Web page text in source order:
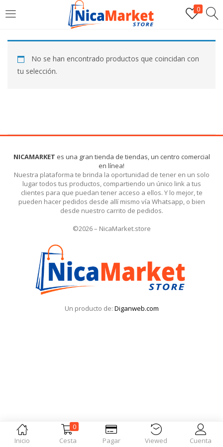
0
INICIAR SESIÓN
Introduzca su nombre de usuario y contraseña para iniciar
sesión.
dos × uno =
Recordarme
Iniciar Sesión
Inicio
0
Cesta
Pagar Viewed Cuenta
No se han encontrado productos que coincidan con
tu selección.
NICAMARKET es una gran tienda de tiendas, un centro comercial
en línea!
Nuestra plataforma te brinda la oportunidad de tener en un solo
lugar todos tus productos, compartiendo un único link a tus
clientes para que puedan tener acceso a ellos. Y lo mejor, te
pueden hacer pedidos desde allí mismo vía Whatsapp, o bien
desde nuestro carrito de pedidos.
©2026 – NicaMarket.store
Un producto de: Diganweb.com